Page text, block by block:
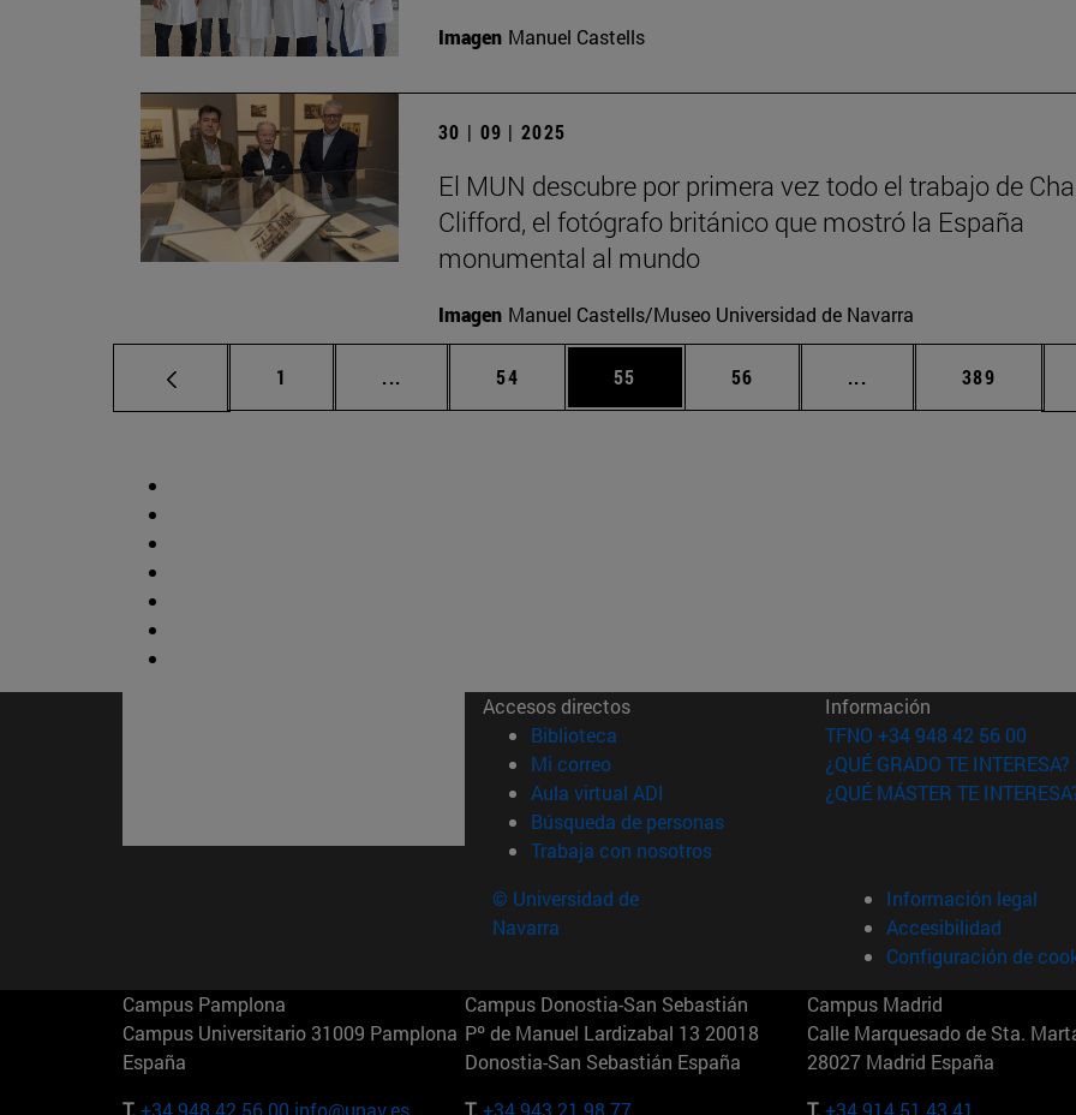
Imagen Manuel Castells
30 | 09 | 2025
El MUN descubre por primera vez todo el trabajo de
Clifford, el fotógrafo británico que mostró la España
monumental al mundo
Imagen Manuel Castells/Museo Universidad de Navarra
Página
1 ... Páginas intermedias Use TAB para desplazarse.
Página
54 Página
55 Página
56 ... Páginas intermedias
Página
389
Accesos directos
Biblioteca (abre en nueva ventana)
Mi correo(abre en nueva ventana)
Aula virtual ADI (abre en nueva ventana)
Búsqueda de personas(abre en nueva ventana)
Trabaja con nosotros(abre en nueva ventana)
Información
TFNO +34 948 42 56 00
¿QUÉ GRADO TE INTERESA?
¿QUÉ MÁSTER TE
© Universidad de
Navarra
Información legal
Accesibilidad
Configuración de
Campus Pamplona
Campus Universitario 31009 Pamplona
España
T. +34 948 42 56 00 info@unav.es
Campus Donostia-San Sebastián
Pº de Manuel Lardizabal 13 20018
Donostia-San Sebastián España
T. +34 943 21 98 77
Campus Madrid
Calle Marquesado de Sta.
28027 Madrid España
T. +34 914 51 43 41